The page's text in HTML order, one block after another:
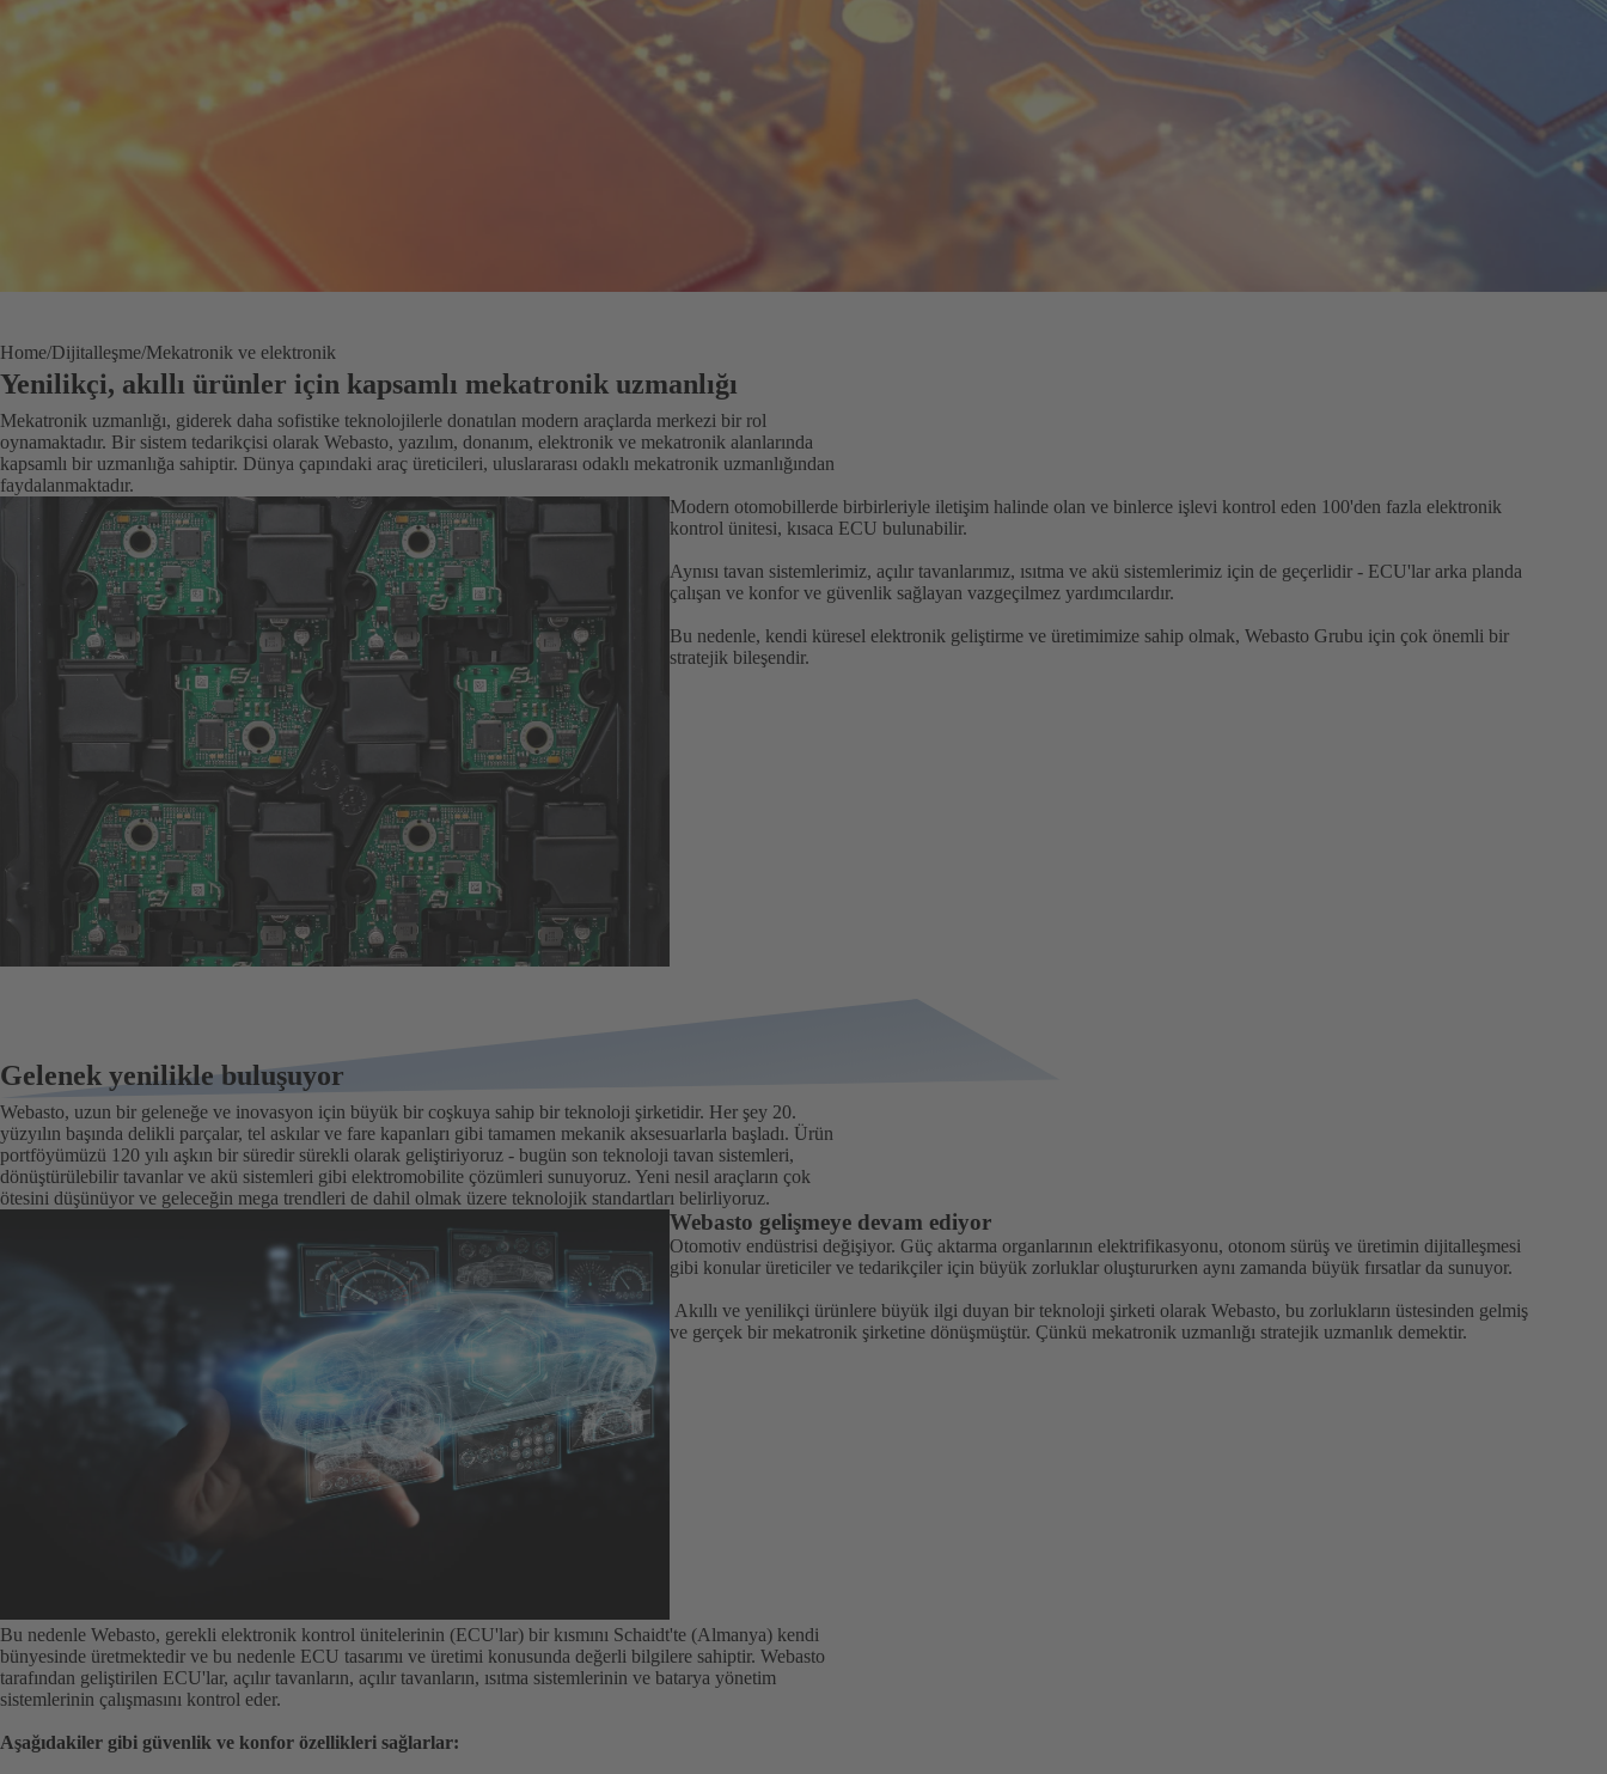
Home Dijitalleşme Mekatronik ve elektronik
Yenilikçi, akıllı ürünler için kapsamlı mekatronik uzmanlığı
Mekatronik uzmanlığı, giderek daha sofistike teknolojilerle donatılan modern araçlarda merkezi bir rol
oynamaktadır. Bir sistem tedarikçisi olarak Webasto, yazılım, donanım, elektronik ve mekatronik alanlarında
kapsamlı bir uzmanlığa sahiptir. Dünya çapındaki araç üreticileri, uluslararası odaklı mekatronik uzmanlığından
faydalanmaktadır.
Modern otomobillerde birbirleriyle iletişim halinde olan ve binlerce işlevi kontrol eden 100'den fazla elektronik
kontrol ünitesi, kısaca ECU bulunabilir.
Aynısı tavan sistemlerimiz, açılır tavanlarımız, ısıtma ve akü sistemlerimiz için de geçerlidir - ECU'lar arka planda
çalışan ve konfor ve güvenlik sağlayan vazgeçilmez yardımcılardır.
Bu nedenle, kendi küresel elektronik geliştirme ve üretimimize sahip olmak, Webasto Grubu için çok önemli bir
stratejik bileşendir.
Gelenek yenilikle buluşuyor
Webasto, uzun bir geleneğe ve inovasyon için büyük bir coşkuya sahip bir teknoloji şirketidir. Her şey 20.
yüzyılın başında delikli parçalar, tel askılar ve fare kapanları gibi tamamen mekanik aksesuarlarla başladı. Ürün
portföyümüzü 120 yılı aşkın bir süredir sürekli olarak geliştiriyoruz - bugün son teknoloji tavan sistemleri,
dönüştürülebilir tavanlar ve akü sistemleri gibi elektromobilite çözümleri sunuyoruz. Yeni nesil araçların çok
ötesini düşünüyor ve geleceğin mega trendleri de dahil olmak üzere teknolojik standartları belirliyoruz.
Webasto gelişmeye devam ediyor
Otomotiv endüstrisi değişiyor. Güç aktarma organlarının elektrifikasyonu, otonom sürüş ve üretimin dijitalleşmesi
gibi konular üreticiler ve tedarikçiler için büyük zorluklar oluştururken aynı zamanda büyük fırsatlar da sunuyor.
Akıllı ve yenilikçi ürünlere büyük ilgi duyan bir teknoloji şirketi olarak Webasto, bu zorlukların üstesinden gelmiş
ve gerçek bir mekatronik şirketine dönüşmüştür. Çünkü mekatronik uzmanlığı stratejik uzmanlık demektir.
Bu nedenle Webasto, gerekli elektronik kontrol ünitelerinin (ECU'lar) bir kısmını Schaidt'te (Almanya) kendi
bünyesinde üretmektedir ve bu nedenle ECU tasarımı ve üretimi konusunda değerli bilgilere sahiptir. Webasto
tarafından geliştirilen ECU'lar, açılır tavanların, açılır tavanların, ısıtma sistemlerinin ve batarya yönetim
sistemlerinin çalışmasını kontrol eder.
Aşağıdakiler gibi güvenlik ve konfor özellikleri sağlarlar: